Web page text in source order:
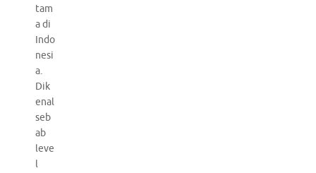
tam
a di
Indo
nesi
a.
Dik
enal
seb
ab
leve
l